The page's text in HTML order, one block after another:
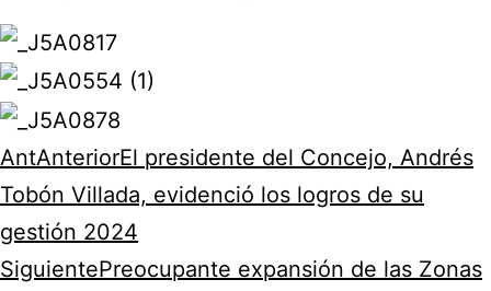
AntAnteriorEl presidente del Concejo, Andrés
Tobón Villada, evidenció los logros de su
gestión 2024
SiguientePreocupante expansión de las Zonas